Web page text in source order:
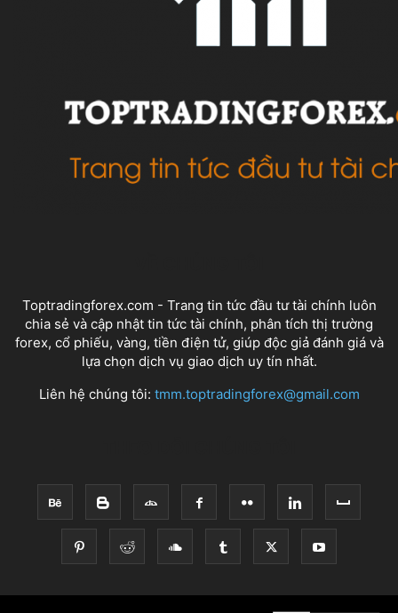
Toptradingforex.com - Trang tin tức đầu tư tài chính luôn
chia sẻ và cập nhật tin tức tài chính, phân tích thị trường
forex, cổ phiếu, vàng, tiền điện tử, giúp độc giả đánh giá và
lựa chọn dịch vụ giao dịch uy tín nhất.
Liên hệ chúng tôi: tmm.toptradingforex@gmail.com